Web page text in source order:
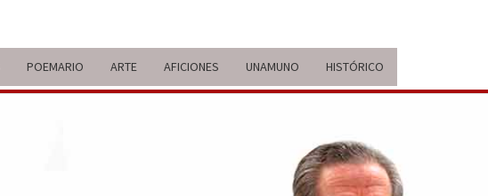
POEMARIO ARTE AFICIONES UNAMUNO HISTÓRICO